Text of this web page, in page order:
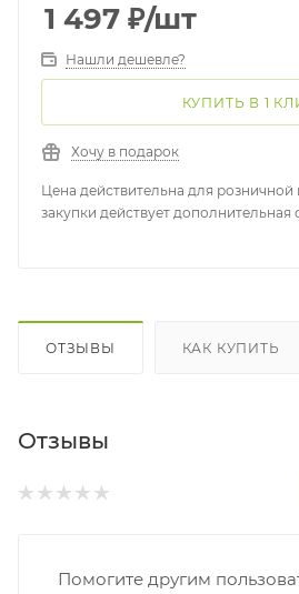
1 497 ₽/шт
Нашли дешевле?
КУПИТЬ В 1
Хочу в подарок
Цена действительна для
закупки действует дополнительная
ОТЗЫВЫ КАК КУПИТЬ
Отзывы
Помогите другим